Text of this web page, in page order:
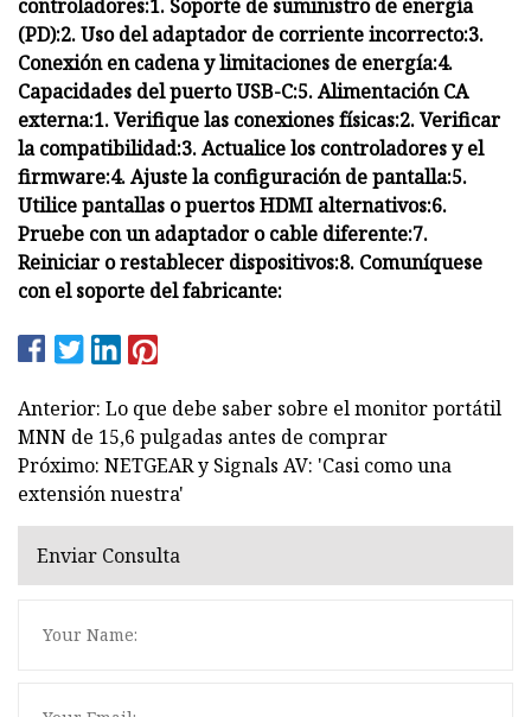
controladores:1. Soporte de suministro de energía
(PD):2. Uso del adaptador de corriente incorrecto:3.
Conexión en cadena y limitaciones de energía:4.
Capacidades del puerto USB-C:5. Alimentación CA
externa:1. Verifique las conexiones físicas:2. Verificar
la compatibilidad:3. Actualice los controladores y el
firmware:4. Ajuste la configuración de pantalla:5.
Utilice pantallas o puertos HDMI alternativos:6.
Pruebe con un adaptador o cable diferente:7.
Reiniciar o restablecer dispositivos:8. Comuníquese
con el soporte del fabricante:
Anterior: Lo que debe saber sobre el monitor portátil
MNN de 15,6 pulgadas antes de comprar
Próximo: NETGEAR y Signals AV: 'Casi como una
extensión nuestra'
Enviar Consulta